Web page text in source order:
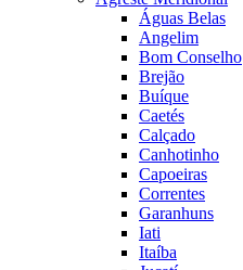
Águas Belas
Angelim
Bom Conselho
Brejão
Buíque
Caetés
Calçado
Canhotinho
Capoeiras
Correntes
Garanhuns
Iati
Itaíba